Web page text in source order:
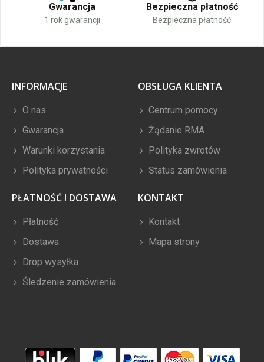
Gwarancja
1 rok gwarancji
Bezpieczna płatność
Bezpieczna płatność
INFORMACJE
O nas
Gwarancja
Warunki korzystania
Polityka prywatności
OBSŁUGA KLIENTA
Centrum pomocy
Żądanie RMA
Polityka zwrotów
Status zamówienia
PŁATNOŚĆ I DOSTAWA
Płatność
Dostawa
Drop wysyłka
Śledzenie zamówienia
KONTAKT
Kontakt
Mapa strony